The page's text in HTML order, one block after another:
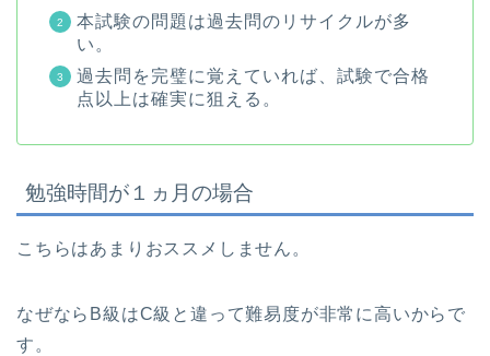
本試験の問題は過去問のリサイクルが多
い。
過去問を完璧に覚えていれば、試験で合格
点以上は確実に狙える。
勉強時間が１ヵ月の場合
こちらはあまりおススメしません。
なぜならB級はC級と違って難易度が非常に高いからで
す。